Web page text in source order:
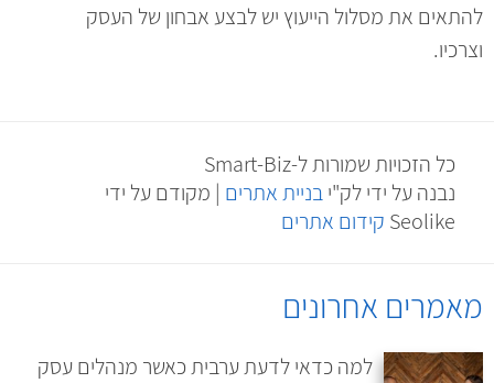
להתאים את מסלול הייעוץ יש לבצע אבחון של העסק
וצרכיו.
מאמרים אחרונים
למה כדאי לדעת ערבית כאשר מנהלים עסק
כל הזכויות שמורות ל-Smart-Biz
נבנה על ידי לק"יבניית אתרים | מקודם על ידי
Seolike קידום אתרים